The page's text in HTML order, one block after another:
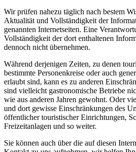
Wir prüfen nahezu täglich nach bestem
Aktualität und Vollständigkeit der
genannten Internetseiten. Eine
Vollständigkeit der dort enthaltenen
dennoch nicht übernehmen.
Während derjenigen Zeiten, zu denen
bestimmte Personenkreise oder auch
erlaubt sind, kann es zu anderen
sind vielleicht gastronomische Betriebe
wie aus anderen Jahren gewohnt. Oder
und dort gewisse Einschränkungen des
öffentlicher touristischer Einrichtungen,
Freizeitanlagen und so weiter.
Sie können auch über die auf diesen